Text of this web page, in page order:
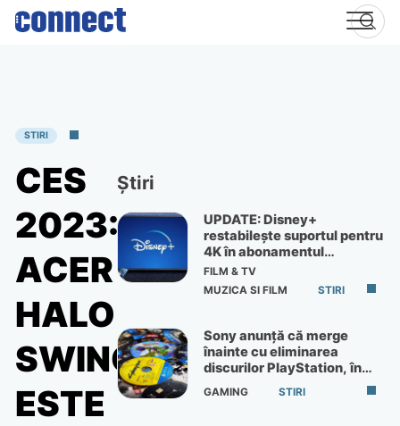
Skip
STIRI
CES
2023:
ACER
HALO
SWING
ESTE
Știri
UPDATE: Disney+
restabilește suportul pentru
4K în abonamentul
Premium
FILM & TV
MUZICA SI FILM
STIRI
Sony anunță că merge
înainte cu eliminarea
discurilor PlayStation, în
ciuda protestelor
GAMING STIRI